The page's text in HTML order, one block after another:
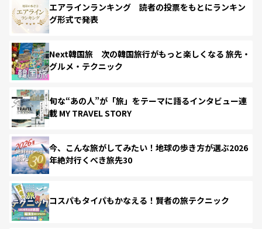
エアラインランキング 読者の投票をもとにランキン
グ形式で発表
Next韓国旅 次の韓国旅行がもっと楽しくなる 旅先・
グルメ・テクニック
旬な“あの人”が「旅」をテーマに語るインタビュー連
載 MY TRAVEL STORY
今、こんな旅がしてみたい！地球の歩き方が選ぶ2026
年絶対行くべき旅先30
コスパもタイパもかなえる！賢者の旅テクニック